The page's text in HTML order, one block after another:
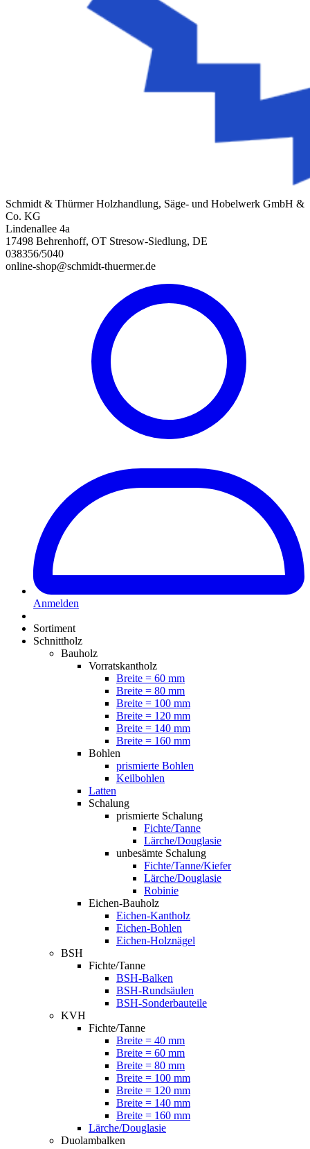
Schmidt & Thürmer Holzhandlung, Säge- und Hobelwerk GmbH &
Co. KG
Lindenallee 4a
17498 Behrenhoff, OT Stresow-Siedlung, DE
038356/5040
online-shop@schmidt-thuermer.de
Anmelden
Sortiment
Schnittholz
Bauholz
Vorratskantholz
Breite = 60 mm
Breite = 80 mm
Breite = 100 mm
Breite = 120 mm
Breite = 140 mm
Breite = 160 mm
Bohlen
prismierte Bohlen
Keilbohlen
Latten
Schalung
prismierte Schalung
Fichte/Tanne
Lärche/Douglasie
unbesämte Schalung
Fichte/Tanne/Kiefer
Lärche/Douglasie
Robinie
Eichen-Bauholz
Eichen-Kantholz
Eichen-Bohlen
Eichen-Holznägel
BSH
Fichte/Tanne
BSH-Balken
BSH-Rundsäulen
BSH-Sonderbauteile
KVH
Fichte/Tanne
Breite = 40 mm
Breite = 60 mm
Breite = 80 mm
Breite = 100 mm
Breite = 120 mm
Breite = 140 mm
Breite = 160 mm
Lärche/Douglasie
Duolambalken